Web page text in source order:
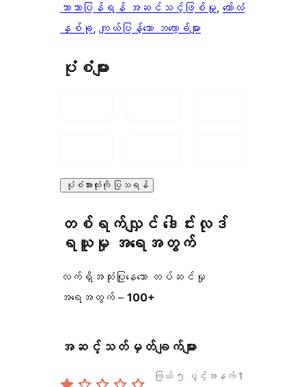
ဘာသာပြန်ရန် အဆင်သင့်ဖြစ်မှု, ကော်လံ
နှစ်ခု, ကျယ်ပြန့်သော ဘလော့ခ်များ
ပုံစံများ
ပုံစံအားလုံးကို ပြသရန်
တစ်ရက်လျှင် ဒေါင်းလုဒ်
ရယူမှု အရေအတွက်
လက်ရှိအသုံးပြုနေသော တပ်ဆင်မှု
အရေအတွက် – 100+
အဆင့်သတ်မှတ်ချက်များ
ကြယ် ၅ ပွင့်အနက် 1